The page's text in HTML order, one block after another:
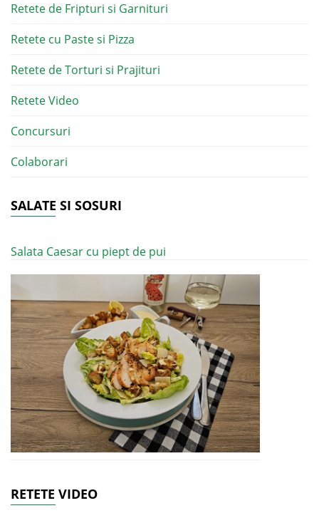
Retete de Fripturi si Garnituri
Retete cu Paste si Pizza
Retete de Torturi si Prajituri
Retete Video
Concursuri
Colaborari
SALATE SI SOSURI
Salata Caesar cu piept de pui
RETETE VIDEO